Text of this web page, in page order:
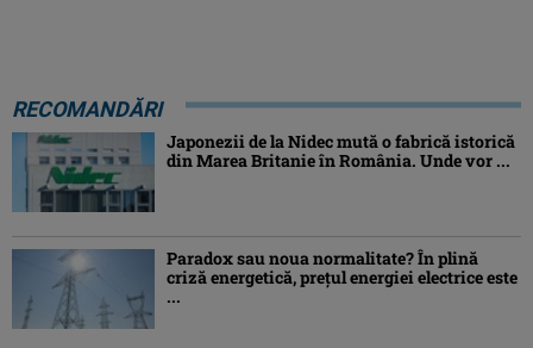
RECOMANDĂRI
Japonezii de la Nidec mută o fabrică istorică
din Marea Britanie în România. Unde vor ...
Paradox sau noua normalitate? În plină
criză energetică, prețul energiei electrice este
...